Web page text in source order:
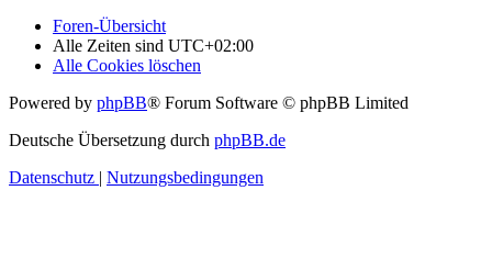
Foren-Übersicht
Alle Zeiten sind UTC+02:00
Alle Cookies löschen
Powered by phpBB® Forum Software © phpBB Limited
Deutsche Übersetzung durch phpBB.de
Datenschutz
Nutzungsbedingungen